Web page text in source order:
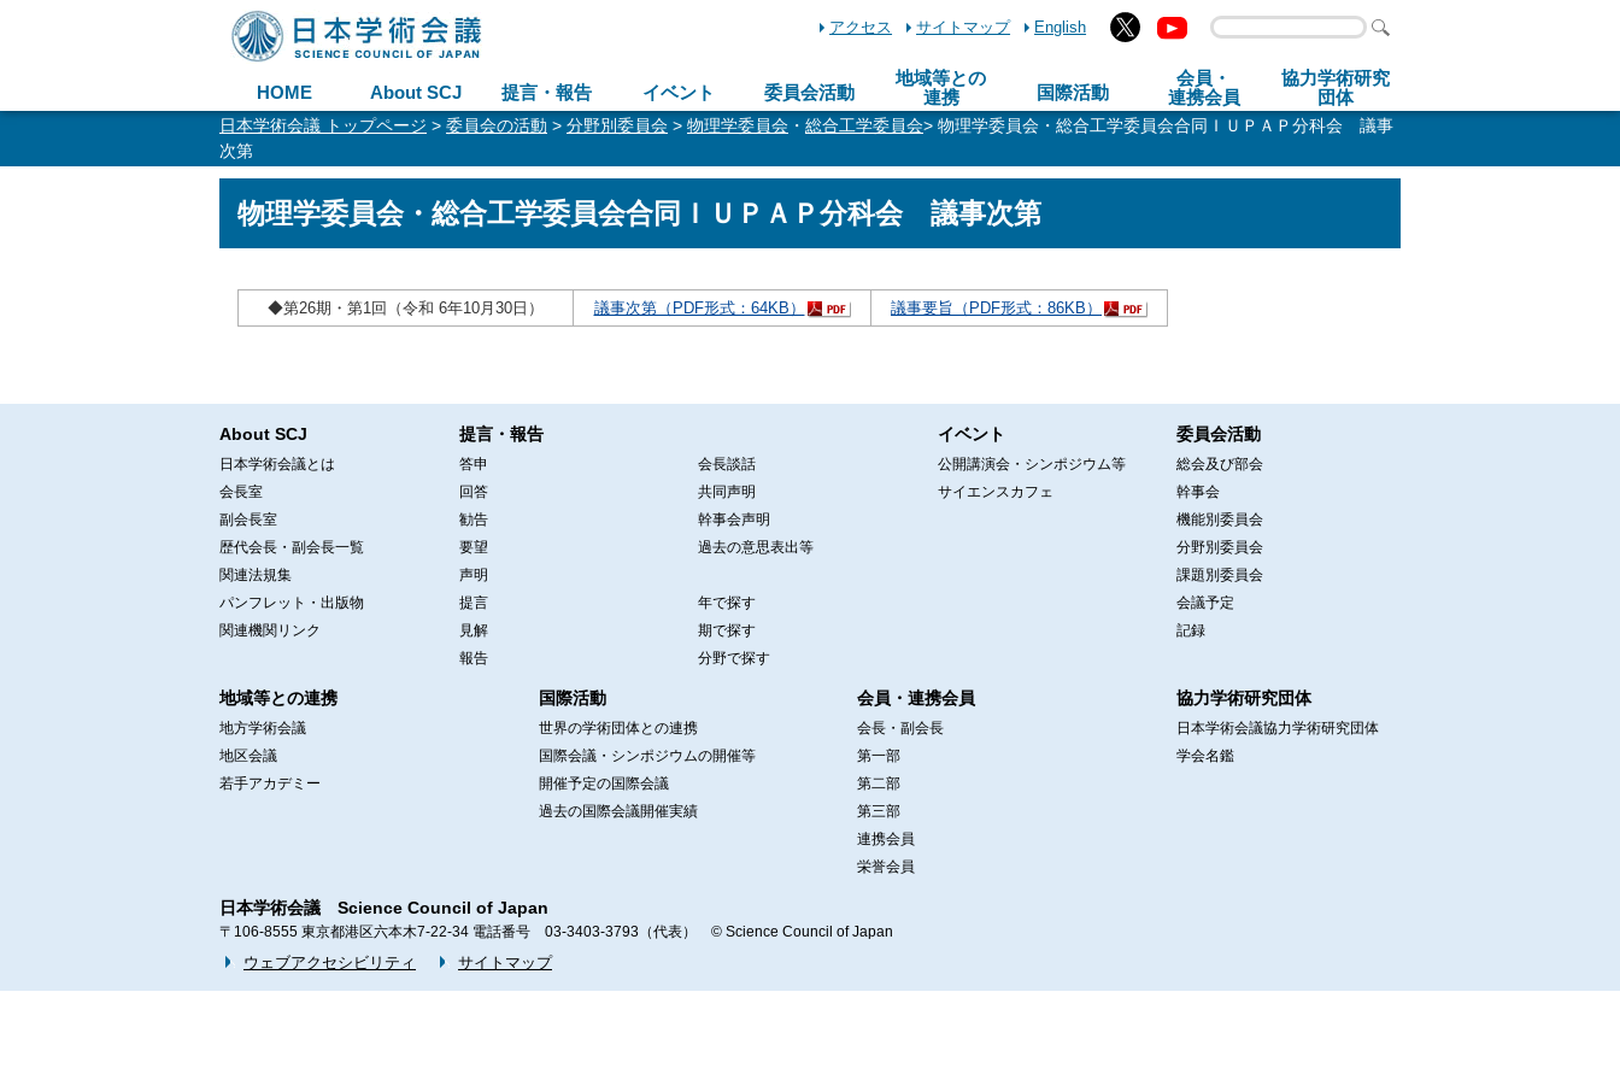
アクセス サイトマップ English
HOME About SCJ 提言・報告 イベント 委員会活動
地域等との
連携
国際活動
会員・
連携会員
協力学術研究
団体
日本学術会議 トップページ > 委員会の活動 > 分野別委員会 > 物理学委員会 ・ 総合工学委員会> 物理学委員会・総合工学委員会合同ＩＵＰＡＰ分科会 議事
次第
物理学委員会・総合工学委員会合同ＩＵＰＡＰ分科会 議事次第
◆第26期・第1回（令和 6年10月30日） 議事次第（PDF形式：64KB） 議事要旨（PDF形式：86KB）
About SCJ
日本学術会議とは
会長室
副会長室
歴代会長・副会長一覧
関連法規集
パンフレット・出版物
関連機関リンク
提言・報告
答申
回答
勧告
要望
声明
提言
見解
報告
会長談話
共同声明
幹事会声明
過去の意思表出等
年で探す
期で探す
分野で探す
イベント
公開講演会・シンポジウム等
サイエンスカフェ
委員会活動
総会及び部会
幹事会
機能別委員会
分野別委員会
課題別委員会
会議予定
記録
地域等との連携
地方学術会議
地区会議
若手アカデミー
国際活動
世界の学術団体との連携
国際会議・シンポジウムの開催等
開催予定の国際会議
過去の国際会議開催実績
会員・連携会員
会長・副会長
第一部
第二部
第三部
連携会員
栄誉会員
協力学術研究団体
日本学術会議協力学術研究団体
学会名鑑
日本学術会議 Science Council of Japan
〒106-8555 東京都港区六本木7-22-34 電話番号 03-3403-3793（代表） © Science Council of Japan
ウェブアクセシビリティ サイトマップ